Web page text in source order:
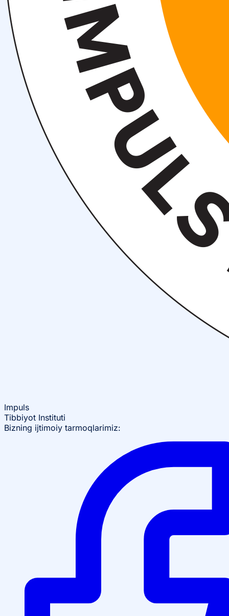
Impuls
Tibbiyot Instituti
Bizning ijtimoiy tarmoqlarimiz: